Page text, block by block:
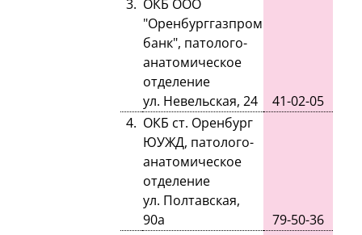
3. ОКБ ООО
"Оренбурггазпром
банк", патолого-
анатомическое
отделение
ул. Невельская, 24
41-02-05
4. ОКБ ст. Оренбург
ЮУЖД, патолого-
анатомическое
отделение
ул. Полтавская,
90а
79-50-36